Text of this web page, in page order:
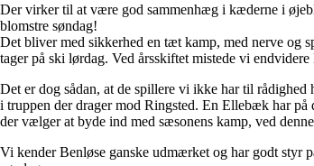
Der virker til at være god sammenhæg i kæderne i
blomstre søndag!
Det bliver med sikkerhed en tæt kamp, med nerve og
tager på ski lørdag. Ved årsskiftet mistede vi
Det er dog sådan, at de spillere vi ikke har til
i truppen der drager mod Ringsted. En Ellebæk har
der vælger at byde ind med sæsonens kamp, ved
Vi kender Benløse ganske udmærket og har godt styr